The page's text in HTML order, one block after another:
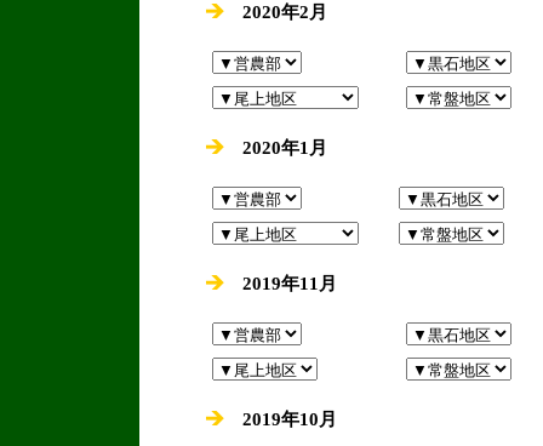
2020年2月
2020年1月
2019年11月
2019年10月